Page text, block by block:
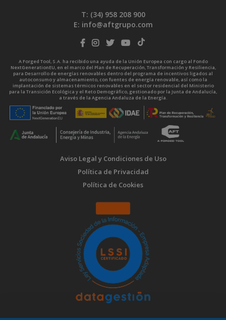
T: (34) 958 208 900
E: info@aftgrupo.com
A Forged Tool, S.A. ha recibido una ayuda de la Unión Europea con cargo al Fondo
NextGenerationEU, en el marco del Plan de Recuperación, Transformación y Resiliencia,
para Desarrollo de energías renovables dentro del programa de incentivos ligados al
autoconsumo y almacenamiento, con fuentes de energía renovable, así como la
implantación de sistemas térmicos renovables en el sector residencial del Ministerio
para la Transición Ecológica y el Reto Demográfico, gestionado por la Junta de Andalucía,
a través de la Agencia Andaluza de la Energía.
Aviso Legal y Condiciones de Uso
Política de Privacidad
Política de Cookies